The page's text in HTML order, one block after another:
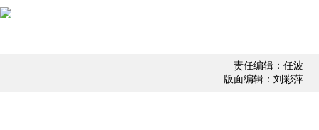
责任编辑：任波
版面编辑：刘彩萍